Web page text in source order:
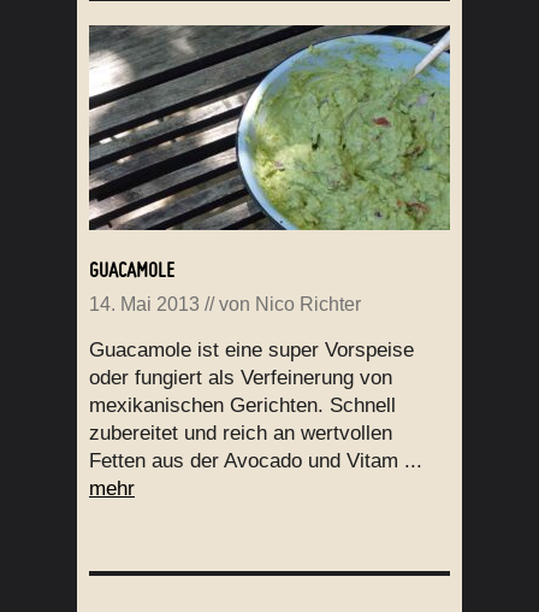
GUACAMOLE
14. Mai 2013 // von Nico Richter
Guacamole ist eine super Vorspeise
oder fungiert als Verfeinerung von
mexikanischen Gerichten. Schnell
zubereitet und reich an wertvollen
Fetten aus der Avocado und Vitam ...
mehr